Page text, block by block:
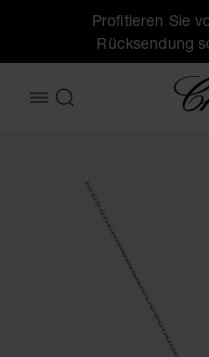
Profitieren Sie
Rücksendung
MENÜ ÖFFNEN
SUCHEN